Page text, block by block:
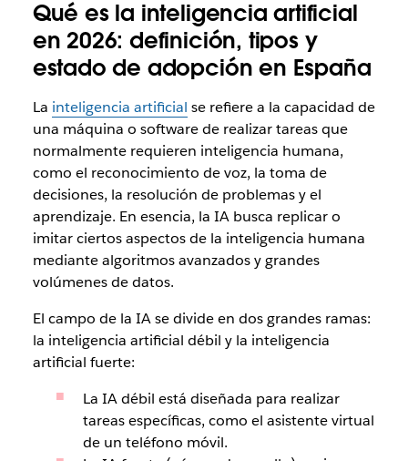
Qué es la inteligencia artificial
en 2026: definición, tipos y
estado de adopción en España
La inteligencia artificial se refiere a la capacidad de
una máquina o software de realizar tareas que
normalmente requieren inteligencia humana,
como el reconocimiento de voz, la toma de
decisiones, la resolución de problemas y el
aprendizaje. En esencia, la IA busca replicar o
imitar ciertos aspectos de la inteligencia humana
mediante algoritmos avanzados y grandes
volúmenes de datos.
El campo de la IA se divide en dos grandes ramas:
la inteligencia artificial débil y la inteligencia
artificial fuerte:
La IA débil está diseñada para realizar
tareas específicas, como el asistente virtual
de un teléfono móvil.